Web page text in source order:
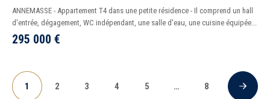
ANNEMASSE - Appartement T4 dans une petite résidence - Il comprend un hall
d'entrée, dégagement, WC indépendant, une salle d'eau, une cuisine équipée...
295 000 €
1
(current)
2 3 4 5 … 8